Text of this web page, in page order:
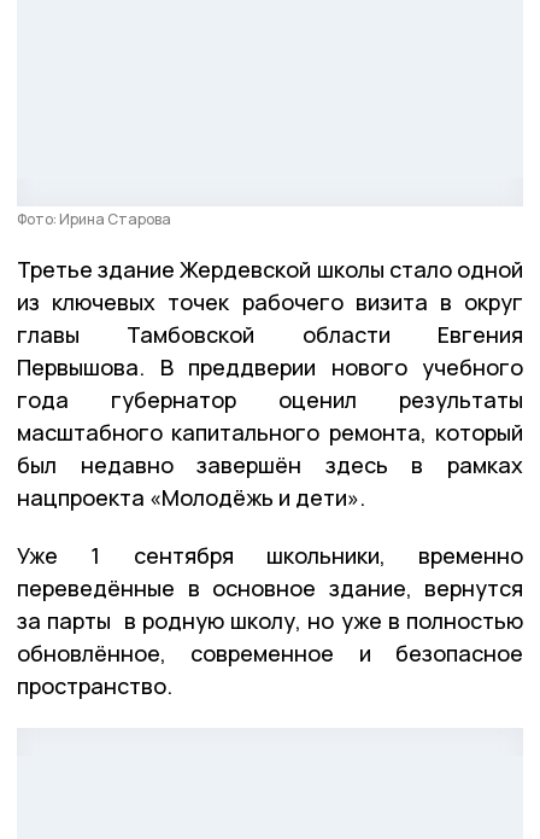
Фото: Ирина Старова
Третье здание Жердевской школы стало одной
из ключевых точек рабочего визита в округ
главы Тамбовской области Евгения
Первышова. В преддверии нового учебного
года губернатор оценил результаты
масштабного капитального ремонта, который
был недавно завершён здесь в рамках
нацпроекта «Молодёжь и дети».
Уже 1 сентября школьники, временно
переведённые в основное здание, вернутся
за парты в родную школу, но уже в полностью
обновлённое, современное и безопасное
пространство.